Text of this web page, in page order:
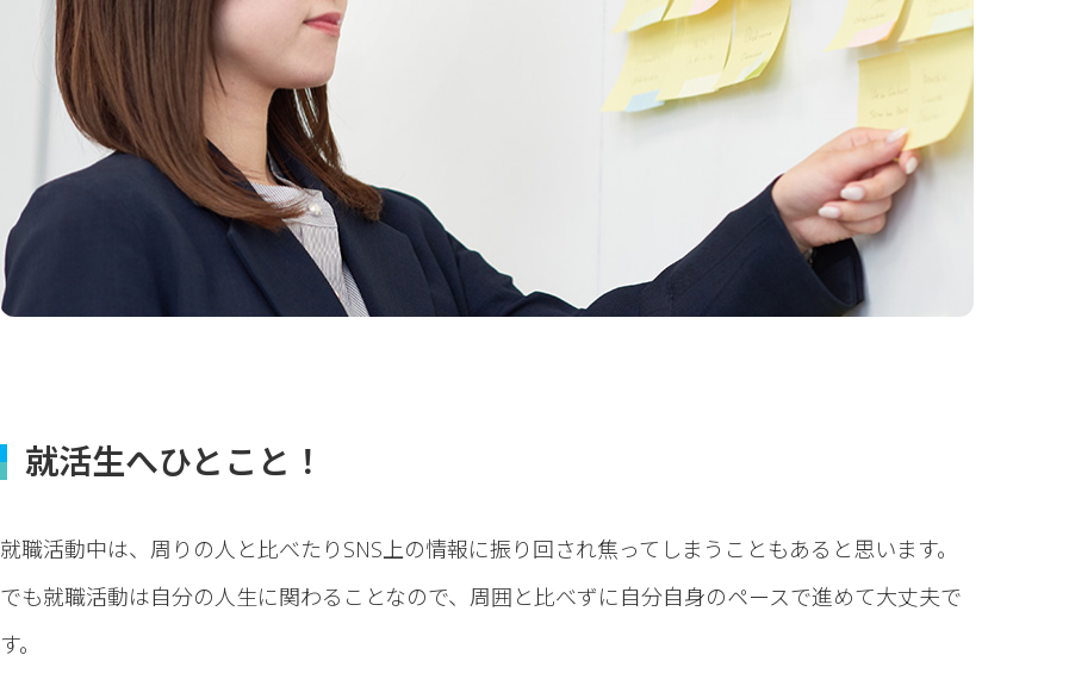
就活生へひとこと！
就職活動中は、周りの人と比べたりSNS上の情報に振り回され焦ってしまうこともあると思います。
でも就職活動は自分の人生に関わることなので、周囲と比べずに自分自身のペースで進めて大丈夫で
す。